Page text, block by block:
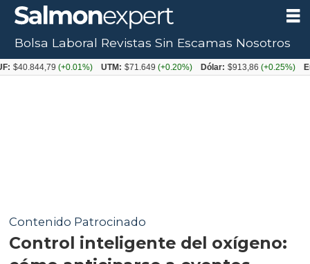
Contenido Patrocinado
Control inteligente del oxígeno:
Bolsa Laboral Revistas Sin Escamas Nosotros
(+0.01%) UTM: $71.649(+0.20%) Dólar: $913,86(+0.25%) Euro: